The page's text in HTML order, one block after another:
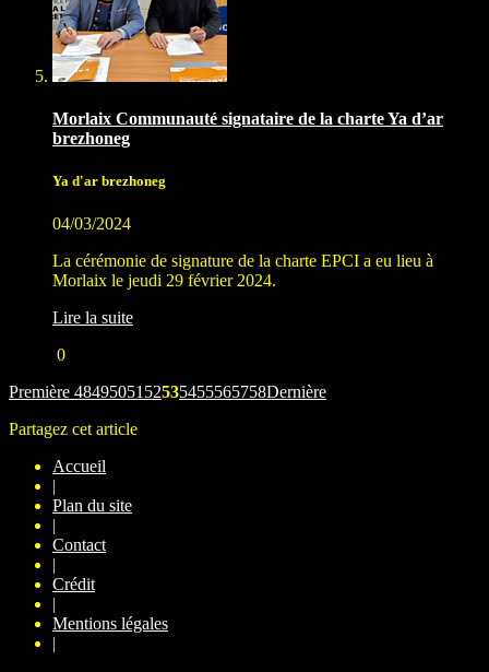
Morlaix Communauté signataire de la charte Ya d’ar
brezhoneg
Ya d'ar brezhoneg
04/03/2024
La cérémonie de signature de la charte EPCI a eu lieu à
Morlaix le jeudi 29 février 2024.
Lire la suite
0
Première 4849505152535455565758Dernière
Partagez cet article
Accueil
|
Plan du site
|
Contact
|
Crédit
|
Mentions légales
|